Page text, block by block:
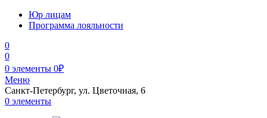
Юр лицам
Программа лояльности
0
0
0 элементы 0₽
Меню
Санкт-Петербург, ул. Цветочная, 6
0 элементы